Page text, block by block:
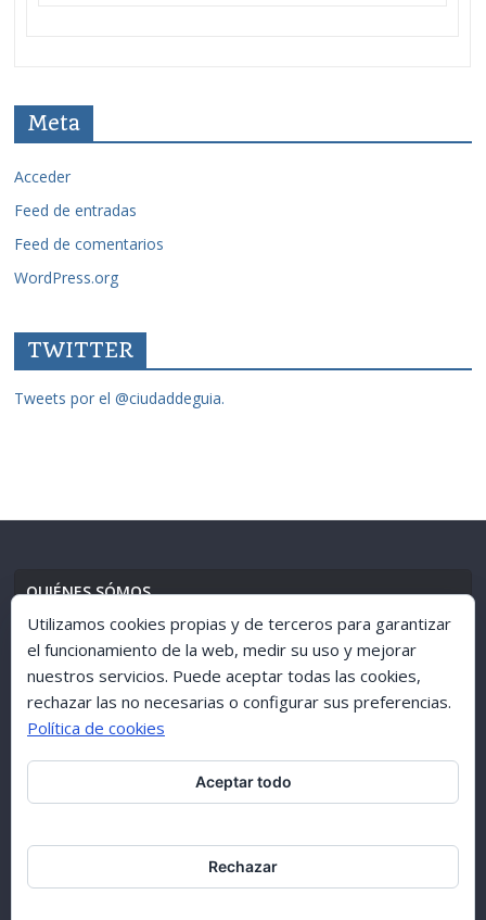
Meta
Acceder
Feed de entradas
Feed de comentarios
WordPress.org
TWITTER
Tweets por el @ciudaddeguia.
QUIÉNES SÓMOS
AVISO LEGAL// POLÍTICA DE PRIVACIDAD
ARCHIVO 1998-2015
Utilizamos cookies propias y de terceros para garantizar
el funcionamiento de la web, medir su uso y mejorar
nuestros servicios. Puede aceptar todas las cookies,
rechazar las no necesarias o configurar sus preferencias.
Política de cookies
Aceptar todo
Rechazar